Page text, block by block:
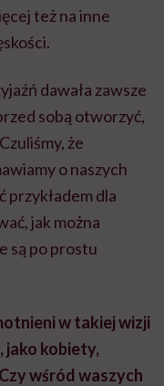
też na inne
dawała zawsze
sobą otworzyć,
że
o naszych
przykładem dla
jak można
są po prostu
w takiej wizji
jako kobiety,
wśród waszych